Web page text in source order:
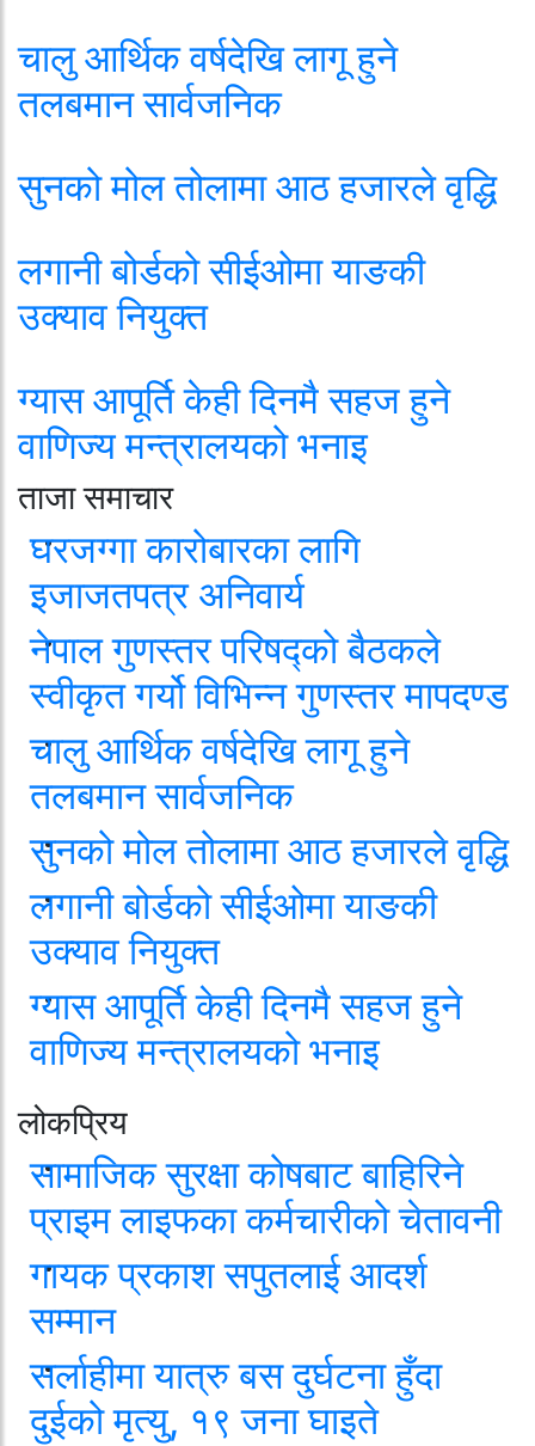
चालु आर्थिक वर्षदेखि लागू हुने
तलबमान सार्वजनिक
सुनको मोल तोलामा आठ हजारले वृद्धि
लगानी बोर्डको सीईओमा याङकी
उक्याव नियुक्त
ग्यास आपूर्ति केही दिनमै सहज हुने
वाणिज्य मन्त्रालयको भनाइ
ताजा समाचार
घरजग्गा कारोबारका लागि
इजाजतपत्र अनिवार्य
नेपाल गुणस्तर परिषद्को बैठकले
स्वीकृत गर्यो विभिन्न गुणस्तर मापदण्ड
चालु आर्थिक वर्षदेखि लागू हुने
तलबमान सार्वजनिक
सुनको मोल तोलामा आठ हजारले वृद्धि
लगानी बोर्डको सीईओमा याङकी
उक्याव नियुक्त
ग्यास आपूर्ति केही दिनमै सहज हुने
वाणिज्य मन्त्रालयको भनाइ
लोकप्रिय
सामाजिक सुरक्षा कोषबाट बाहिरिने
प्राइम लाइफका कर्मचारीको चेतावनी
गायक प्रकाश सपुतलाई आदर्श
सम्मान
सर्लाहीमा यात्रु बस दुर्घटना हुँदा
दुईको मृत्यु, १९ जना घाइते